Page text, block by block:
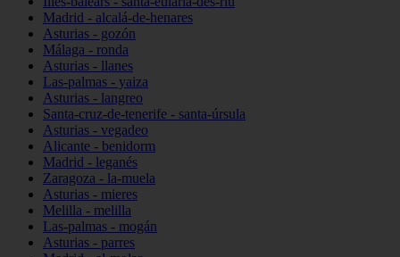
Madrid - alcalá-de-henares
Asturias - gozón
Málaga - ronda
Asturias - llanes
Las-palmas - yaiza
Asturias - langreo
Santa-cruz-de-tenerife - santa-úrsula
Asturias - vegadeo
Alicante - benidorm
Madrid - leganés
Zaragoza - la-muela
Asturias - mieres
Melilla - melilla
Las-palmas - mogán
Asturias - parres